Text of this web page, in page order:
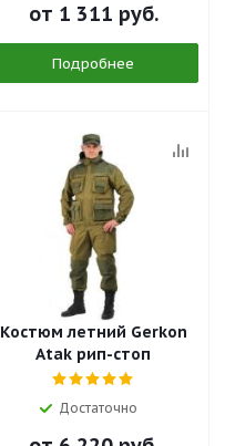
от 1 311 руб.
Подробнее
Костюм летний Gerkon
Atak рип-стоп
Достаточно